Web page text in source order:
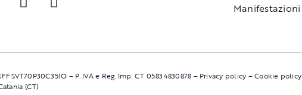
Manifestazioni
– P. IVA e Reg. Imp. CT 05834830878 – Privacy policy –Cookie policy
(CT)